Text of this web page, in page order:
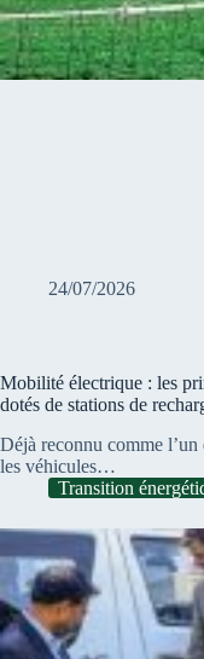
24/07/2026
Mobilité électrique : les
dotés de stations de
Déjà reconnu comme
les véhicules…
Transition